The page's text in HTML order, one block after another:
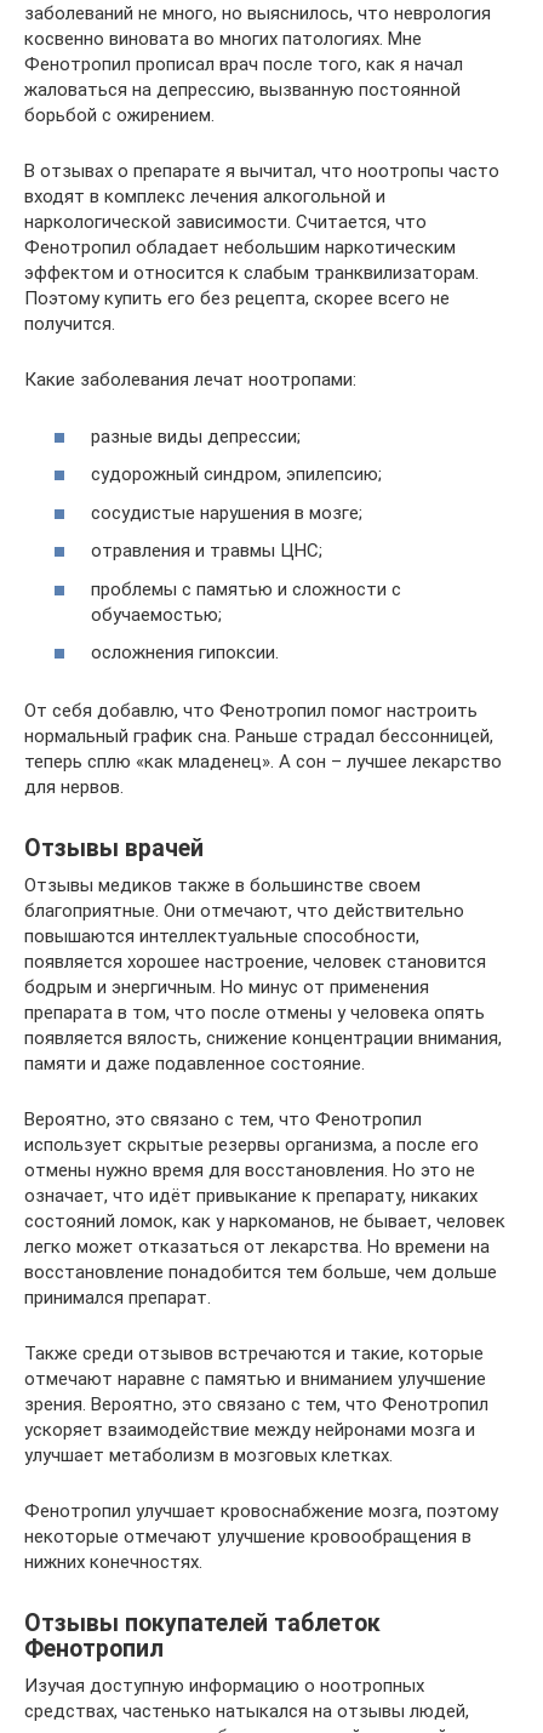
заболеваний не много, но выяснилось, что неврология
косвенно виновата во многих патологиях. Мне
Фенотропил прописал врач после того, как я начал
жаловаться на депрессию, вызванную постоянной
борьбой с ожирением.
В отзывах о препарате я вычитал, что ноотропы часто
входят в комплекс лечения алкогольной и
наркологической зависимости. Считается, что
Фенотропил обладает небольшим наркотическим
эффектом и относится к слабым транквилизаторам.
Поэтому купить его без рецепта, скорее всего не
получится.
Какие заболевания лечат ноотропами:
разные виды депрессии;
судорожный синдром, эпилепсию;
сосудистые нарушения в мозге;
отравления и травмы ЦНС;
проблемы с памятью и сложности с
обучаемостью;
осложнения гипоксии.
От себя добавлю, что Фенотропил помог настроить
нормальный график сна. Раньше страдал бессонницей,
теперь сплю «как младенец». А сон – лучшее лекарство
для нервов.
Отзывы врачей
Отзывы медиков также в большинстве своем
благоприятные. Они отмечают, что действительно
повышаются интеллектуальные способности,
появляется хорошее настроение, человек становится
бодрым и энергичным. Но минус от применения
препарата в том, что после отмены у человека опять
появляется вялость, снижение концентрации внимания,
памяти и даже подавленное состояние.
Вероятно, это связано с тем, что Фенотропил
использует скрытые резервы организма, а после его
отмены нужно время для восстановления. Но это не
означает, что идёт привыкание к препарату, никаких
состояний ломок, как у наркоманов, не бывает, человек
легко может отказаться от лекарства. Но времени на
восстановление понадобится тем больше, чем дольше
принимался препарат.
Также среди отзывов встречаются и такие, которые
отмечают наравне с памятью и вниманием улучшение
зрения. Вероятно, это связано с тем, что Фенотропил
ускоряет взаимодействие между нейронами мозга и
улучшает метаболизм в мозговых клетках.
Фенотропил улучшает кровоснабжение мозга, поэтому
некоторые отмечают улучшение кровообращения в
нижних конечностях.
Отзывы покупателей таблеток
Фенотропил
Изучая доступную информацию о ноотропных
средствах, частенько натыкался на отзывы людей,